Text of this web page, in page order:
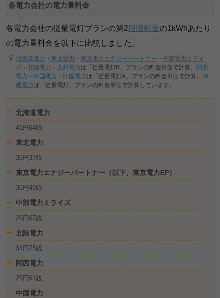
各電力会社の電力量料金
各電力会社の従量電灯プランの第2段階料金の1kWhあたり
の電力量料金を以下に比較しました。
北海道電力 ・ 東北電力 ・ 東京電力エナジーパートナー ・中部電力ミライ
ズ ・北陸電力 ・ 九州電力 は「従量電灯B」プランの料金単価で計算、
関西
電力 ・中国電力 ・ 四国電力 は「従量電灯A」プランの料金単価で計算、沖
縄電力 は「従量電灯」プランの料金単価で計算しています。
北海道電力
41円64銭
東北電力
36円37銭
東京電力エナジーパートナー（以下、東京電力EP）
36円40銭
中部電力ミライズ
25円67銭
北陸電力
34円75銭
関西電力
25円61銭
中国電力